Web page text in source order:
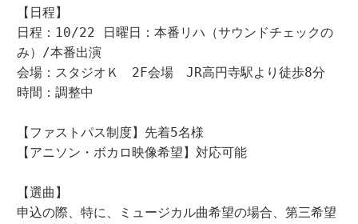
【日程】
日程：10/22 日曜日：本番リハ（サウンドチェックの
み）/本番出演
会場：スタジオＫ　2F会場　JR高円寺駅より徒歩8分
時間：調整中
【ファストパス制度】先着5名様
【アニソン・ボカロ映像希望】対応可能
【選曲】
申込の際、特に、ミュージカル曲希望の場合、第三希望